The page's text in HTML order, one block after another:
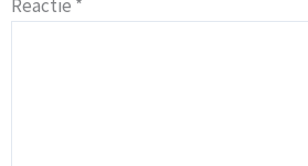
Reactie *